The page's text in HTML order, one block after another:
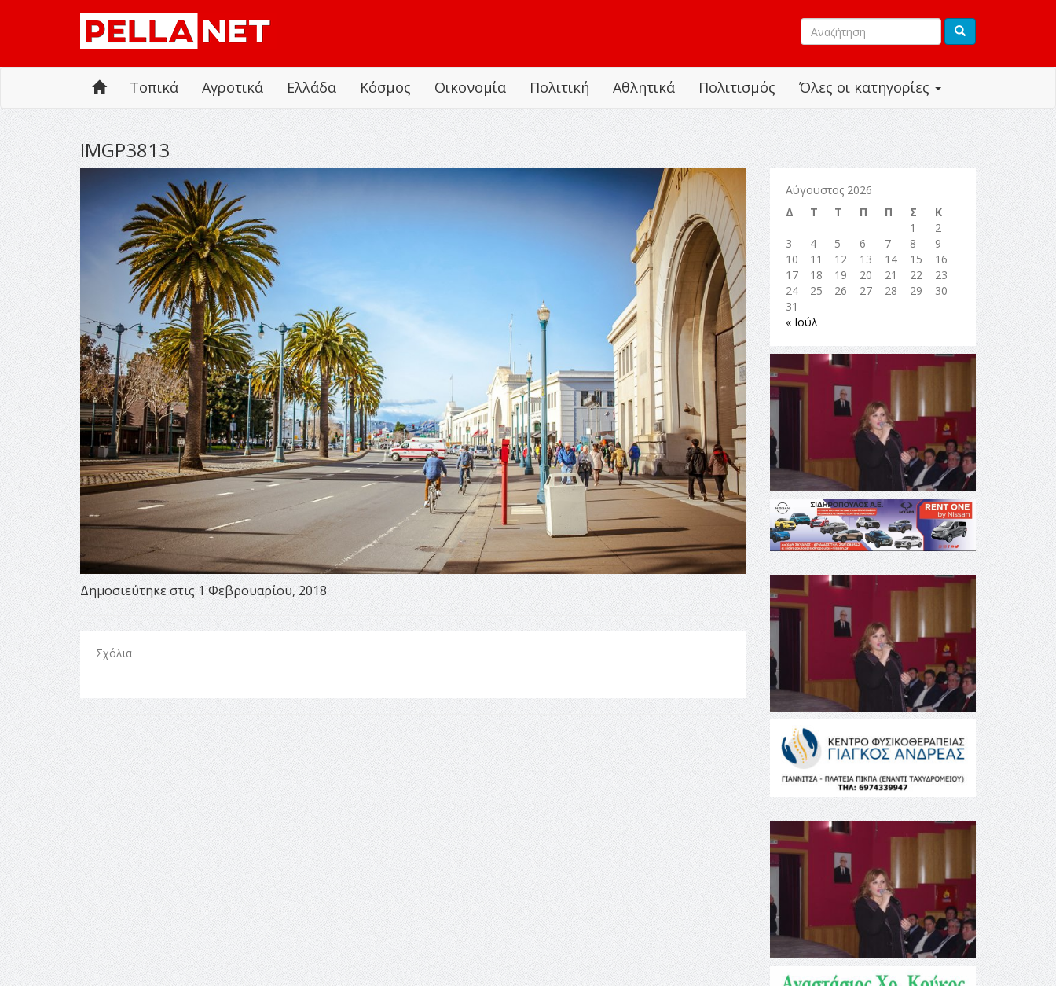
Όλες οι κατηγορίες
Τοπικά Αγροτικά Ελλάδα Κόσμος Οικονομία Πολιτική Αθλητικά Πολιτισμός
IMGP3813
Δημοσιεύτηκε στις 1 Φεβρουαρίου, 2018
Σχόλια
Αύγουστος 2026
Δ
Τ Τ Π Π Σ
Κ
1
2
3
4 5 6 7 8
9
10
11 12 13 14 15
16
17
18 19 20 21 22
23
24
25 26 27 28 29
30
31
« Ιούλ